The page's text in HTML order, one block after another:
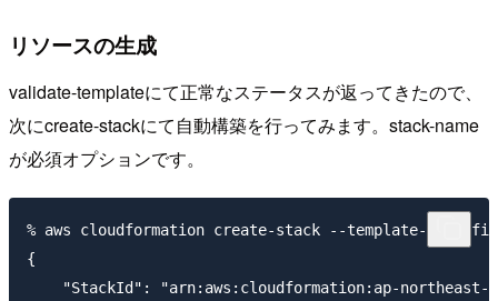
リソースの生成
validate-templateにて正常なステータスが返ってきたので、
次にcreate-stackにて自動構築を行ってみます。stack-name
が必須オプションです。
% aws cloudformation create-stack --template-body
{
"StackId": "arn:aws:cloudformation:ap-